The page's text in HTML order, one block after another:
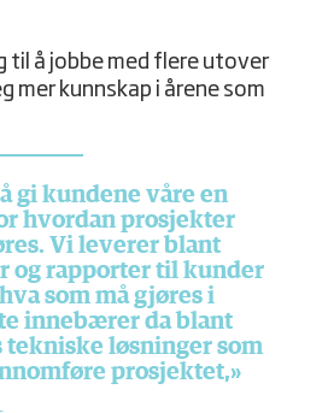
til å jobbe med flere utover
mer kunnskap i årene som
gi kundene våre en
hvordan prosjekter
Vi leverer blant
og rapporter til kunder
som må gjøres i
innebærer da blant
tekniske løsninger som
prosjektet,»